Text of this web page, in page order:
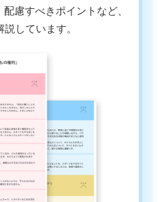
慮すべきポイントなど、
しています。